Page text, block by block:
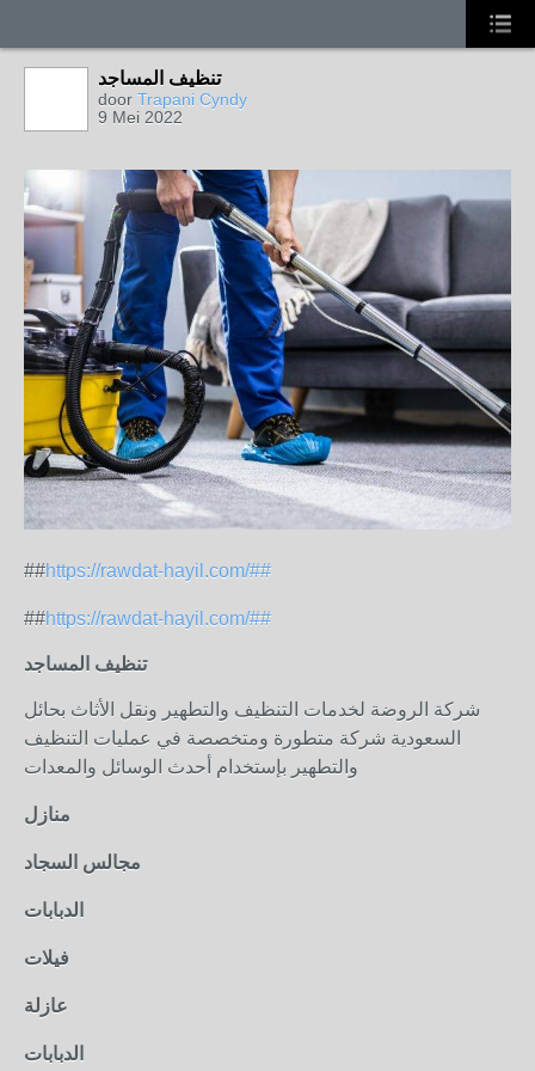
تنظيف المساجد
door Trapani Cyndy
9 Mei 2022
##https://rawdat-hayil.com/##
##https://rawdat-hayil.com/##
تنظيف المساجد
شركة الروضة لخدمات التنظيف والتطهير ونقل الأثاث بحائل
السعودية شركة متطورة ومتخصصة في عمليات التنظيف
والتطهير بإستخدام أحدث الوسائل والمعدات
منازل
مجالس السجاد
الدبابات
فيلات
عازلة
الدبابات